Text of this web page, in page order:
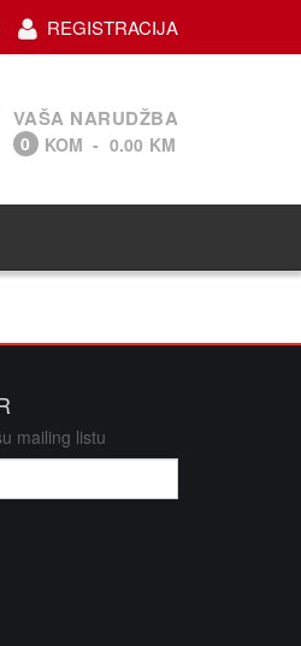
REGISTRACIJA
VAŠA NARUDŽBA
0 KOM - 0.00 KM
mailing listu